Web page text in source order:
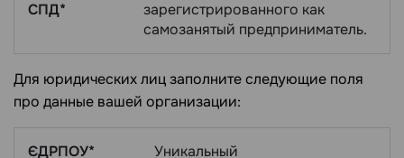
СПД*
зарегистрированного как
самозанятый предприниматель.
Для юридических лиц заполните следующие поля
про данные вашей организации:
ЄДРПОУ* Уникальный